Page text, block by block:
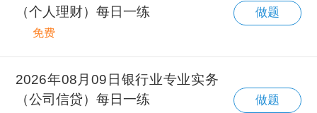
（个人理财）每日一练
免费
做题
2026年08月09日银行业专业实务
（公司信贷）每日一练
做题